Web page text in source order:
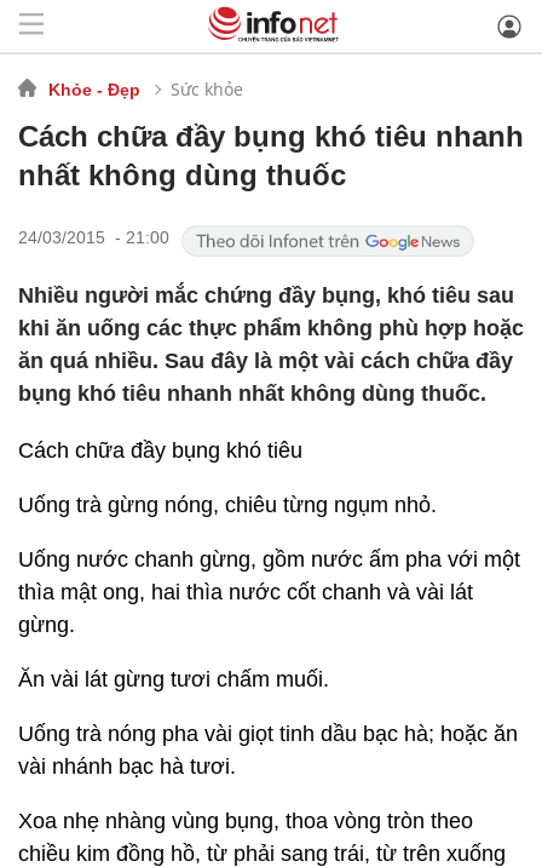
Khỏe - Đẹp Sức khỏe
Cách chữa đầy bụng khó tiêu nhanh
nhất không dùng thuốc
24/03/2015 - 21:00
Nhiều người mắc chứng đầy bụng, khó tiêu sau
khi ăn uống các thực phẩm không phù hợp hoặc
ăn quá nhiều. Sau đây là một vài cách chữa đầy
bụng khó tiêu nhanh nhất không dùng thuốc.
Cách chữa đầy bụng khó tiêu
Uống trà gừng nóng, chiêu từng ngụm nhỏ.
Uống nước chanh gừng, gồm nước ấm pha với một
thìa mật ong, hai thìa nước cốt chanh và vài lát
gừng.
Ăn vài lát gừng tươi chấm muối.
Uống trà nóng pha vài giọt tinh dầu bạc hà; hoặc ăn
vài nhánh bạc hà tươi.
Xoa nhẹ nhàng vùng bụng, thoa vòng tròn theo
chiều kim đồng hồ, từ phải sang trái, từ trên xuống